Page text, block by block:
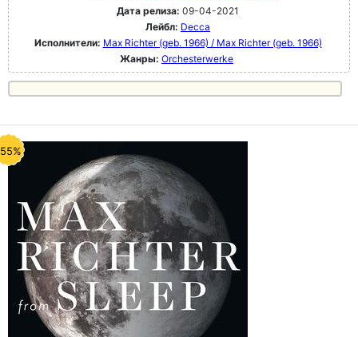
Дата релиза: 09-04-2021
Лейбл: Decca
Исполнители: Max Richter (geb. 1966) / Max Richter (geb. 1966)
Жанры: Orchesterwerke